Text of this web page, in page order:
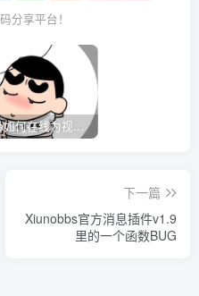
分享平台！
Media如何在线为视频自动添加字幕？
下一篇
Xiunobbs官方消息插件v1.9
里的一个函数BUG